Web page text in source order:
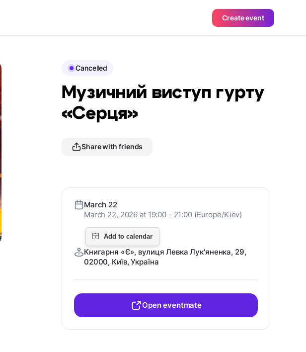
Create event
Cancelled
Музичний виступ гурту
«Серця»
Share with friends
March 22
March 22, 2026 at 19:00 - 21:00 (Europe/Kiev)
Книгарня «Є», вулиця Левка Лук'яненка, 29,
02000, Київ, Україна
Open eventmate